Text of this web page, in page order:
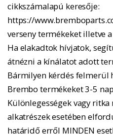
cikkszámalapú keresője:
https://
verseny termékeket illetve
Ha elakadtok hívjatok,
átnézni a kínálatot adott
Bármilyen kérdés felmerül
Brembo termékeket 3-5
Különlegességek vagy
alkatrészek esetében
határidő erről MINDEN